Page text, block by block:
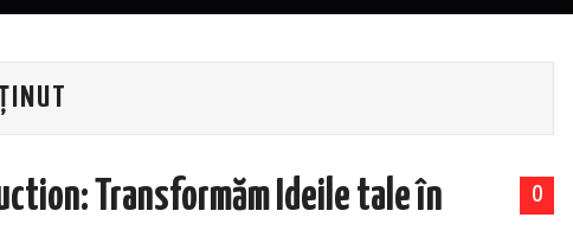
0
Transformăm Ideile tale în